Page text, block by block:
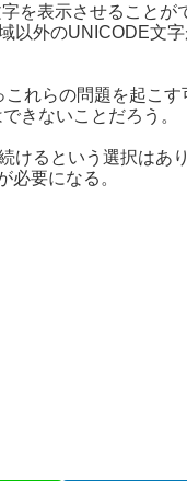
を表示させることが
以外のUNICODE文字
れらの問題を起こす
きないことだろう。
けるという選択はあ
要になる。